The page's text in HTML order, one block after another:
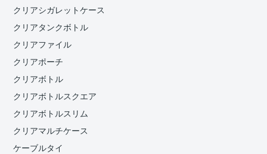
クリアシガレットケース
クリアタンクボトル
クリアファイル
クリアポーチ
クリアボトル
クリアボトルスクエア
クリアボトルスリム
クリアマルチケース
ケーブルタイ